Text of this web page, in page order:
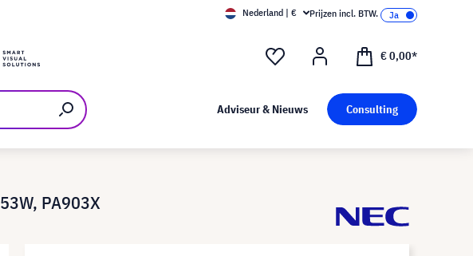
Nederland | € Prijzen incl. BTW.
€ 0,00*
Adviseur & Nieuws Consulting
PA903X